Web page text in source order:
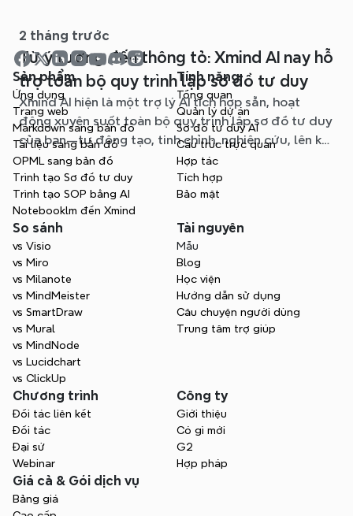
2 tháng trước
Từ ý tưởng đến thông tỏ: Xmind AI nay hỗ
trợ toàn bộ quy trình lập sơ đồ tư duy
Xmind AI hiện là một trợ lý AI tích hợp sẵn, hoạt
động xuyên suốt toàn bộ quy trình lập sơ đồ tư duy
của bạn—tự động tạo, tinh chỉnh, nghiên cứu, lên kế
hoạch và xuất bản, tất cả mà không cần rời khỏi sơ
đồ của bạn.
Sản phẩm
Ứng dụng
Trang web
Markdown sang bản đồ
Tài liệu sang bản đồ
OPML sang bản đồ
Trình tạo Sơ đồ tư duy
Trình tạo SOP bằng AI
Notebooklm đến Xmind
Tính năng
Tổng quan
Quản lý dự án
Sơ đồ tư duy AI
Cấu trúc trực quan
Hợp tác
Tích hợp
Bảo mật
So sánh
vs Visio
vs Miro
vs Milanote
vs MindMeister
vs SmartDraw
vs Mural
vs MindNode
vs Lucidchart
vs ClickUp
Tài nguyên
Mẫu
Blog
Học viện
Hướng dẫn sử dụng
Câu chuyện người dùng
Trung tâm trợ giúp
Chương trình
Đối tác liên kết
Đối tác
Đại sứ
Webinar
Công ty
Giới thiệu
Có gì mới
G2
Hợp pháp
Giá cả & Gói dịch vụ
Bảng giá